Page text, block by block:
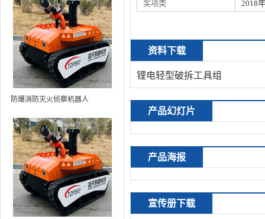
制+水炮跟踪火焰+自主导航）
防爆消防灭火侦察机器人
奖项类 2018
资料下载
锂电轻型破拆工具组
产品幻灯片
产品海报
宣传册下载